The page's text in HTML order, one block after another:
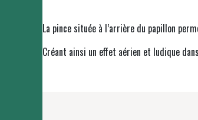
La pince située à l’arrière du papillon
Créant ainsi un effet aérien et ludique